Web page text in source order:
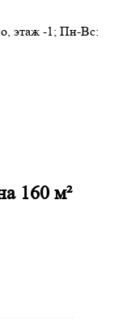
этаж -1; Пн-Вс:
160 м²